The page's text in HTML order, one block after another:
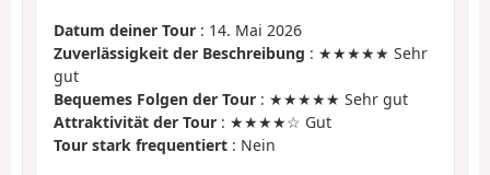
Datum deiner Tour : 14. Mai 2026
Zuverlässigkeit der Beschreibung : ★★★★★ Sehr
gut
Bequemes Folgen der Tour : ★★★★★ Sehr gut
Attraktivität der Tour : ★★★★☆ Gut
Tour stark frequentiert : Nein